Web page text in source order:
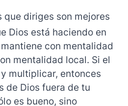
que diriges son mejores
Dios está haciendo en
con mentalidad
mentalidad local. Si el
multiplicar, entonces
de Dios fuera de tu
es bueno, sino